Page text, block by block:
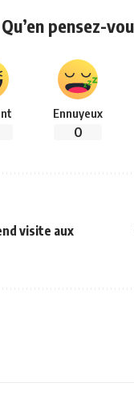
Qu’en pensez-
Ennuyeux
0
visite aux